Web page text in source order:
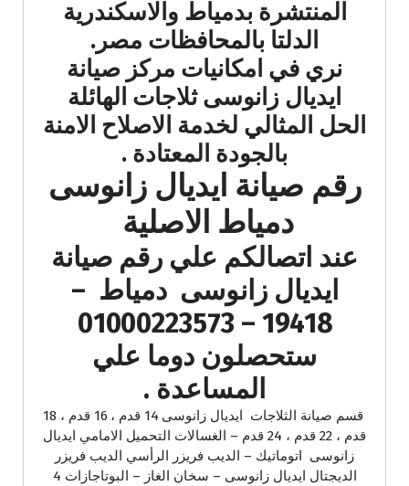
المنتشرة بدمياط والاسكندرية
الدلتا بالمحافظات مصر.
نري في امكانيات مركز صيانة
ايديال زانوسى ثلاجات الهائلة
الحل المثالي لخدمة الاصلاح الامنة
بالجودة المعتادة .
رقم صيانة ايديال زانوسى
دمياط الاصلية
عند اتصالكم علي رقم صيانة
ايديال زانوسى دمياط –
19418 – 01000223573
ستحصلون دوما علي
المساعدة .
قسم صيانة الثلاجات ايديال زانوسى 14 قدم ، 16 قدم ، 18
قدم ، 22 قدم ، 24 قدم – الغسالات التحميل الامامي ايديال
زانوسى اتوماتيك – الديب فريزر الرأسي الديب فريزر
الديجتال ايديال زانوسى – سخان الغاز – البوتاجازات 4